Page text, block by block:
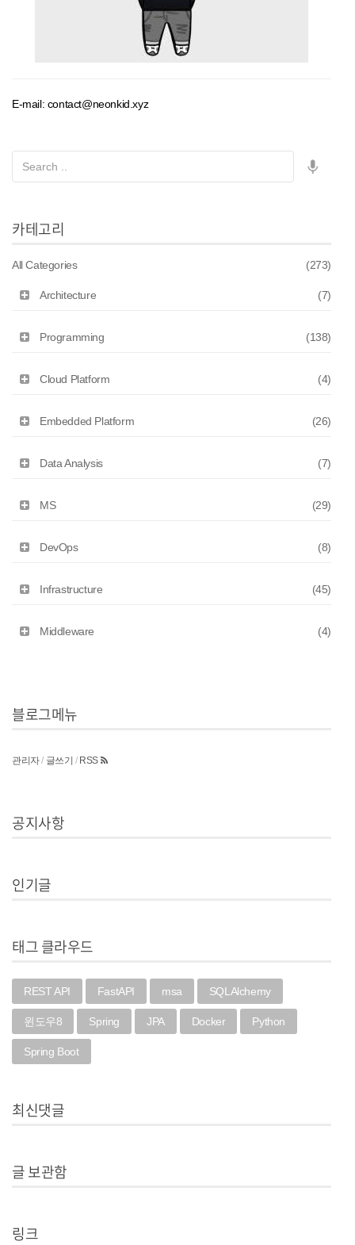
E-mail: contact@neonkid.xyz
카테고리
All Categories (273)
Architecture (7)
Programming (138)
Cloud Platform (4)
Embedded Platform (26)
Data Analysis (7)
MS (29)
DevOps (8)
Infrastructure (45)
Middleware (4)
블로그메뉴
관리자/ 글쓰기 / RSS
공지사항
인기글
태그 클라우드
REST API FastAPI msa SQLAlchemy
윈도우8 Spring JPA Docker Python
Spring Boot
최신댓글
글 보관함
링크